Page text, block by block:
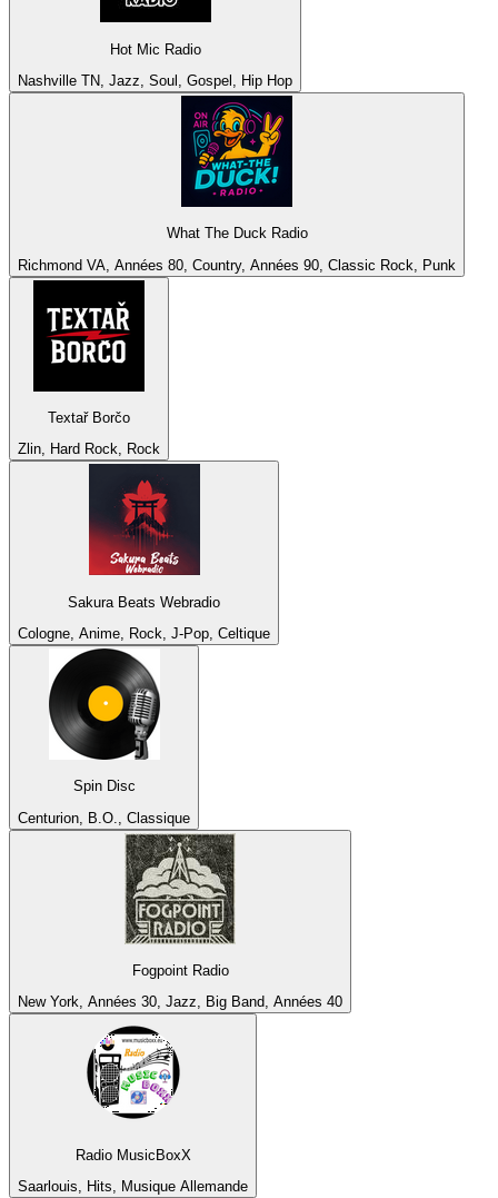
Hot Mic Radio
Nashville TN, Jazz, Soul, Gospel, Hip Hop
What The Duck Radio
Richmond VA, Années 80, Country, Années 90, Classic Rock, Punk
Textař Borčo
Zlin, Hard Rock, Rock
Sakura Beats Webradio
Cologne, Anime, Rock, J-Pop, Celtique
Spin Disc
Centurion, B.O., Classique
Fogpoint Radio
New York, Années 30, Jazz, Big Band, Années 40
Radio MusicBoxX
Saarlouis, Hits, Musique Allemande